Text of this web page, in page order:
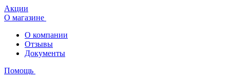
Акции
О магазине
О компании
Отзывы
Документы
Помощь